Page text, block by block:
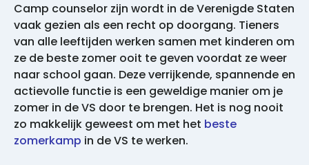
Camp counselor zijn wordt in de Verenigde Staten
vaak gezien als een recht op doorgang. Tieners
van alle leeftijden werken samen met kinderen om
ze de beste zomer ooit te geven voordat ze weer
naar school gaan. Deze verrijkende, spannende en
actievolle functie is een geweldige manier om je
zomer in de VS door te brengen. Het is nog nooit
zo makkelijk geweest om met het beste
zomerkamp in de VS te werken.